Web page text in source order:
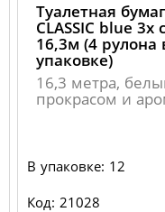
Туалетная
CLASSIC blue 3х
16,3м (4 рулона
упаковке)
16,3 метра,
прокрасом и
В упаковке: 12
Код: 21028